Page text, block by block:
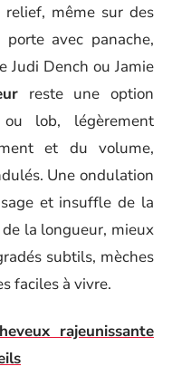
même sur des
avec panache,
Dench ou Jamie
reste une option
ou lob, légèrement
et du volume,
Une ondulation
et insuffle de la
la longueur, mieux
subtils, mèches
faciles à vivre.
rajeunissante